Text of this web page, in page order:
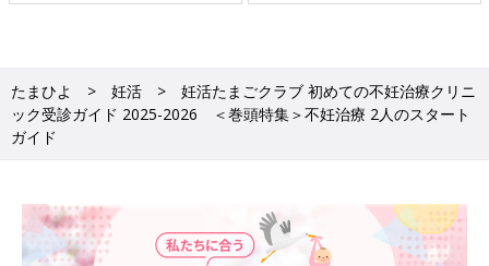
たまひよ 妊活
妊活たまごクラブ 初めての不妊治療クリニ
ック受診ガイド 2025-2026 ＜巻頭特集＞不妊治療 2人のスタート
ガイド